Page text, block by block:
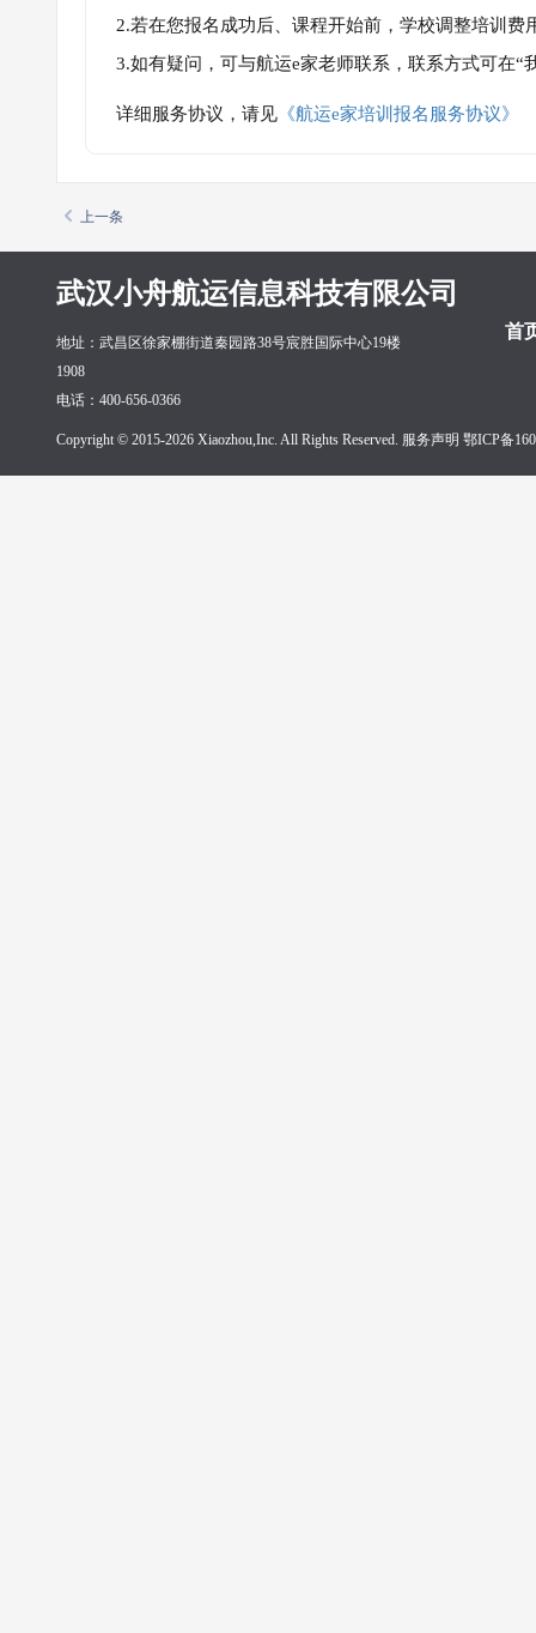
2.若在您报名成功后、课程开始前，学校调整培训
3.如有疑问，可与航运e家老师联系，联系方式可在
详细服务协议，请见 《航运e家培训报名服务协议》
上一条
武汉小舟航运信息科技有限公司
首
地址：武昌区徐家棚街道秦园路38号宸胜国际中心19楼
1908
电话：400-656-0366
Copyright © 2015-2026 Xiaozhou,Inc. All Rights Reserved. 服务声明 鄂ICP备